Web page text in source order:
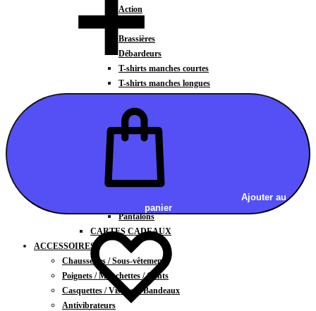
Action
Brassières
Débardeurs
T-shirts manches courtes
T-shirts manches longues
Sweats à capuche
Sweats à capuche zippé
Vestes
BAS
Shorts
Pantalons
CARTES CADEAUX
ACCESSOIRES
Chaussettes / Sous-vêtements
Poignets / Manchettes / Gants
Casquettes / Visières / Bandeaux
Antivibrateurs
Ajouter au
panier